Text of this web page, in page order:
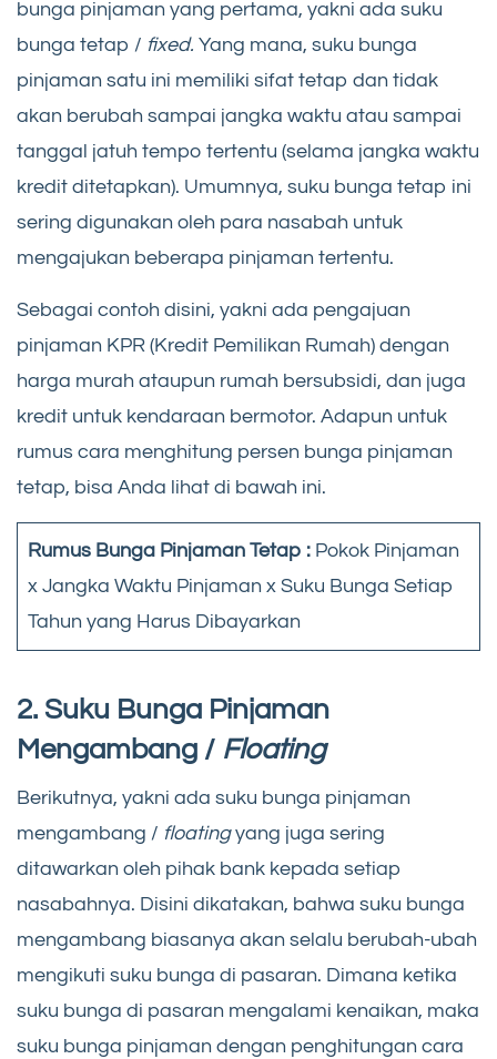
bunga pinjaman yang pertama, yakni ada suku
bunga tetap / fixed. Yang mana, suku bunga
pinjaman satu ini memiliki sifat tetap dan tidak
akan berubah sampai jangka waktu atau sampai
tanggal jatuh tempo tertentu (selama jangka waktu
kredit ditetapkan). Umumnya, suku bunga tetap ini
sering digunakan oleh para nasabah untuk
mengajukan beberapa pinjaman tertentu.
Sebagai contoh disini, yakni ada pengajuan
pinjaman KPR (Kredit Pemilikan Rumah) dengan
harga murah ataupun rumah bersubsidi, dan juga
kredit untuk kendaraan bermotor. Adapun untuk
rumus cara menghitung persen bunga pinjaman
tetap, bisa Anda lihat di bawah ini.
Rumus Bunga Pinjaman Tetap : Pokok Pinjaman
x Jangka Waktu Pinjaman x Suku Bunga Setiap
Tahun yang Harus Dibayarkan
2. Suku Bunga Pinjaman
Mengambang / Floating
Berikutnya, yakni ada suku bunga pinjaman
mengambang / floatingyang juga sering
ditawarkan oleh pihak bank kepada setiap
nasabahnya. Disini dikatakan, bahwa suku bunga
mengambang biasanya akan selalu berubah-ubah
mengikuti suku bunga di pasaran. Dimana ketika
suku bunga di pasaran mengalami kenaikan, maka
suku bunga pinjaman dengan penghitungan cara